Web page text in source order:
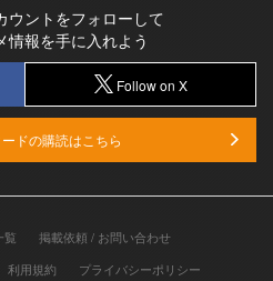
ウントをフォローして
情報を手に入れよう
Follow on X
ドの購読はこちら
覧
掲載依頼 / お問い合わせ
利用規約 プライバシーポリシー